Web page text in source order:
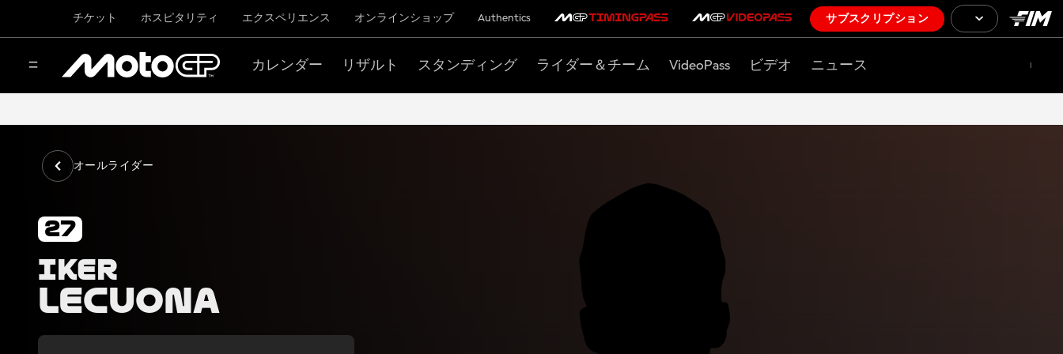
チケット ホスピタリティ エクスペリエンス オンラインショップ Authentics サブスクリプション
カレンダー リザルト スタンディング ライダー＆チーム VideoPass ビデオ ニュース
オールライダー
27
Iker
Lecuona